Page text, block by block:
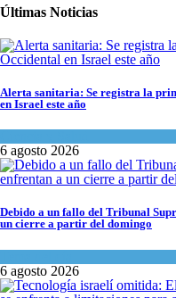
Últimas Noticias
Alerta sanitaria: Se registra la
en Israel este año
6 agosto 2026
Debido a un fallo del Tribunal
un cierre a partir del domingo
6 agosto 2026